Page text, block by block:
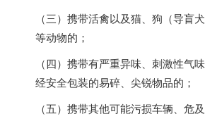
（三）携带活禽以及猫、狗（导盲
等动物的；
（四）携带有严重异味、刺激性气
经安全包装的易碎、尖锐物品的；
（五）携带其他可能污损车辆、危